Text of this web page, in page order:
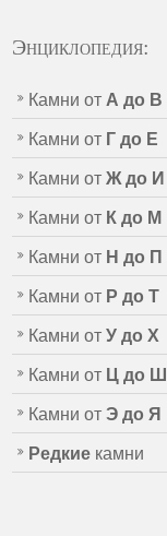
Энциклопедия:
Камни от А до В
Камни от Г до Е
Камни отЖ до И
Камни от К до М
Камни от Н до П
Камни от Р до Т
Камни отУ до Х
Камни от Ц до Ш
Камни отЭ до Я
Редкие камни